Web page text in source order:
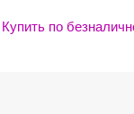
Купить по